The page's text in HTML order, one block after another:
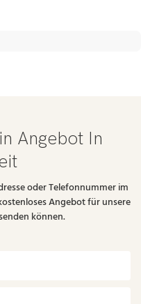
Angebot In
oder Telefonnummer im
Angebot für unsere
können.